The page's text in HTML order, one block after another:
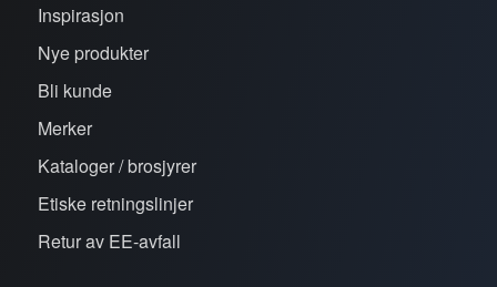
Inspirasjon
Nye produkter
Bli kunde
Merker
Kataloger / brosjyrer
Etiske retningslinjer
Retur av EE-avfall